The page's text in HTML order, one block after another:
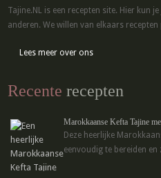
Tajine.NL is een recepten site. Hier kun
anderen. We willen van elkaars
Lees meer over ons
Recente recepten
Marokkaanse Kefta Tajine
Deze heerlijke
eenvoudig te bereiden